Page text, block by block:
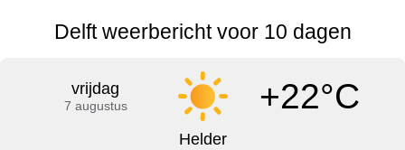
Delft weerbericht voor 10 dagen
vrijdag
7 augustus +22°C
Helder